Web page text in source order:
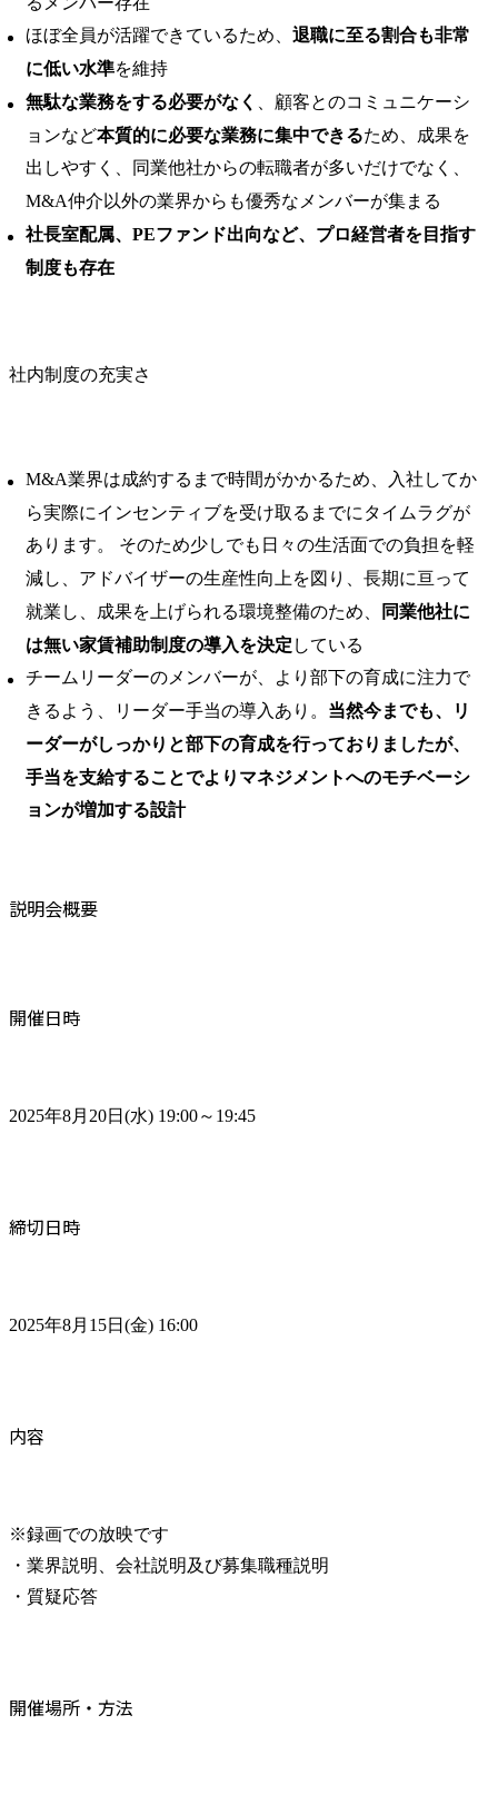
ほぼ全員が活躍できているため、 退職に至る割合も非常
に低い水準を維持
無駄な業務をする必要がなく
、顧客とのコミュニケーシ
ョンなど本質的に必要な業務に集中できるため、成果を
出しやすく、同業他社からの転職者が多いだけでなく、
M&A仲介以外の業界からも優秀なメンバーが集まる
社長室配属、PEファンド出向など、プロ経営者を目指す
制度も存在
社内制度の充実さ
M&A業界は成約するまで時間がかかるため、入社してか
ら実際にインセンティブを受け取るまでにタイムラグが
あります。 そのため少しでも日々の生活面での負担を軽
減し、アドバイザーの生産性向上を図り、長期に亘って
就業し、成果を上げられる環境整備のため、
同業他社に
は無い家賃補助制度の導入を決定 している
チームリーダーのメンバーが、より部下の育成に注力で
きるよう、リーダー手当の導入あり。 当然今までも、リ
ーダーがしっかりと部下の育成を行っておりましたが、
手当を支給することでよりマネジメントへのモチベーシ
ョンが増加する設計
説明会概要
開催日時
2025年8月20日(水) 19:00～19:45
締切日時
2025年8月15日(金) 16:00
内容
※録画での放映です
・業界説明、会社説明及び募集職種説明
・質疑応答
開催場所・方法